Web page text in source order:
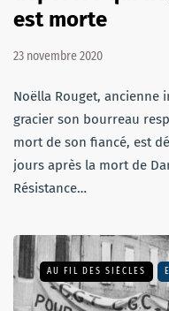
est morte
23 novembre 2020
Noëlla Rouget,
gracier son bourreau
mort de son fiancé, est
jours après la mort de
Résistance…
AU FIL DES SIÈCLES